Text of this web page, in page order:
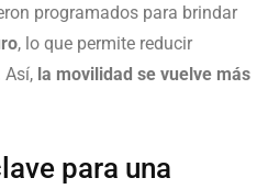
programados para brindar
, lo que permite reducir
Así, la movilidad se vuelve más
para una